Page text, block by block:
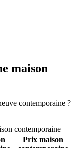
maison
contemporaine ?
contemporaine
Prix maison